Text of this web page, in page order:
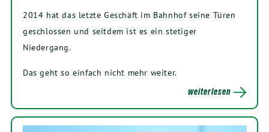
2014 hat das letzte Geschäft im Bahnhof seine Türen
geschlossen und seitdem ist es ein stetiger
Niedergang.
Das geht so einfach nicht mehr weiter.
weiterlesen